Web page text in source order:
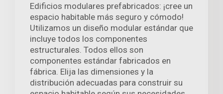
Edificios modulares prefabricados: ¡cree un
espacio habitable más seguro y cómodo!
Utilizamos un diseño modular estándar que
incluye todos los componentes
estructurales. Todos ellos son
componentes estándar fabricados en
fábrica. Elija las dimensiones y la
distribución adecuadas para construir su